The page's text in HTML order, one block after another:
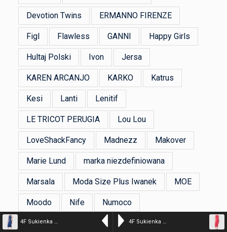
4F Sukienka z prążkowanej dzianiny damska – granatowa S 4F Sukienka z prążkowanej dzianiny damska – różowa L
Devotion Twins ERMANNO FIRENZE
Figl Flawless GANNI Happy Girls
Hultaj Polski Ivon Jersa
KAREN ARCANJO KARKO Katrus
Kesi Lanti Lenitif
LE TRICOT PERUGIA Lou Lou
LoveShackFancy Madnezz Makover
Marie Lund marka niezdefiniowana
Marsala Moda Size Plus Iwanek MOE
Moodo Nife Numoco
Produkt Polski Souza Stylove